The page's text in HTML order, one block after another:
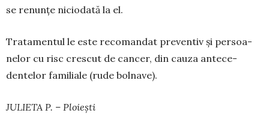
se renunțe niciodată la el.
Tratamentul le este recomandat preventiv și per­soa­
nelor cu risc crescut de cancer, din cauza ante­ce­
dentelor familiale (rude bolnave).
JULIETA P. – Ploiești